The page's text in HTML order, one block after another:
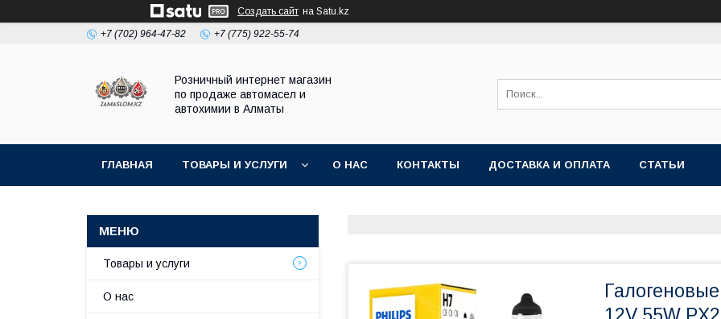
Создать сайт на Satu.kz
+7 (702) 964-47-82 +7 (775) 922-55-74
Розничный интернет магазин
по продаже автомасел и
автохимии в Алматы
ГЛАВНАЯ ТОВАРЫ И УСЛУГИ О НАС КОНТАКТЫ ДОСТАВКА И ОПЛАТА СТАТЬИ
Товары и услуги
О нас